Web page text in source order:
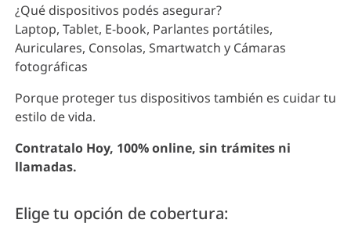
¿Qué dispositivos podés asegurar?
Laptop, Tablet, E-book, Parlantes portátiles,
Auriculares, Consolas, Smartwatch y Cámaras
fotográficas
Porque proteger tus dispositivos también es cuidar tu
estilo de vida.
Contratalo Hoy, 100% online, sin trámites ni
llamadas.
Elige tu opción de cobertura: